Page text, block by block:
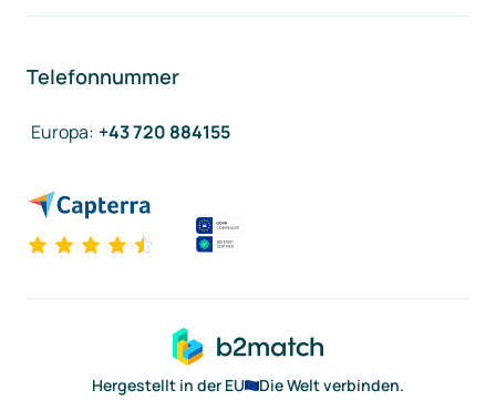
Telefonnummer
Europa: +43 720 884155
Hergestellt in der EU
Die Welt verbinden.